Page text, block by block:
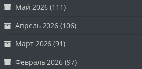
Май 2026 (111)
Апрель 2026 (106)
Март 2026 (91)
Февраль 2026 (97)